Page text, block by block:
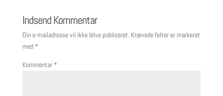
Indsend Kommentar
Din e-mailadresse vil ikke blive publiceret. Krævede felter er markeret
med *
Kommentar *